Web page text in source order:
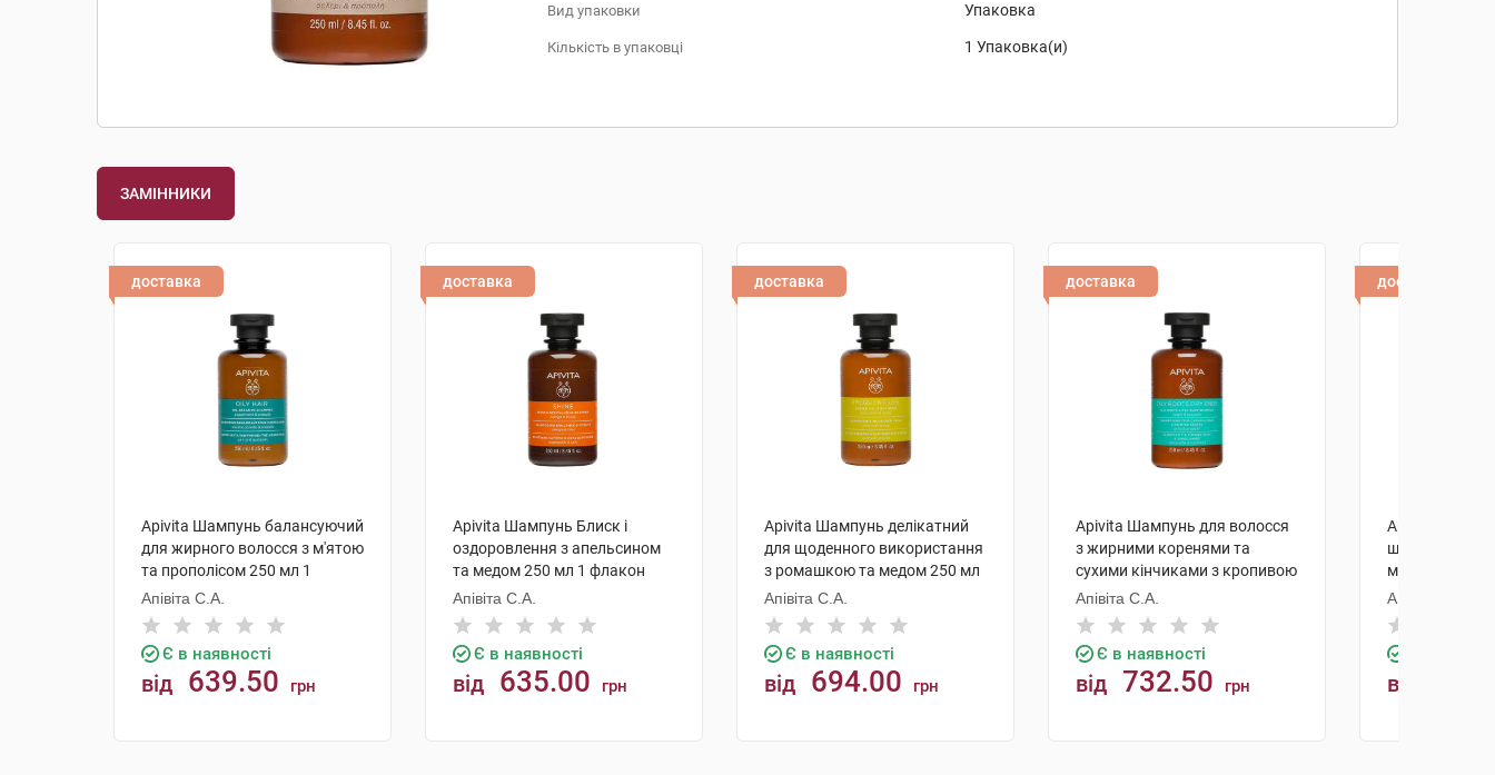
Вид упаковки Упаковка
Кількість в упаковці 1 Упаковка(и)
ЗАМІННИКИ
доставка
Apivita Шампунь балансуючий
для жирного волосся з м'ятою
та прополісом 250 мл 1
флакон
Апівіта С.А.
Є в наявності
від 639.50 грн
доставка
Apivita Шампунь Блиск і
оздоровлення з апельсином
та медом 250 мл 1 флакон
Апівіта С.А.
Є в наявності
від 635.00 грн
доставка
Apivita Шампунь делікатний
для щоденного використання
з ромашкою та медом 250 мл
1 флакон
Апівіта С.А.
Є в наявності
від 694.00 грн
доставка
Apivita Шампунь для волосся
з жирними коренями та
сухими кінчиками з кропивою
та прополісом 250 мл 1
флакон
Апівіта С.А.
Є в наявності
від 732.50 грн
доставка
Apivita
шкіри голови
медом 250 мл
Апівіта С.А.
від